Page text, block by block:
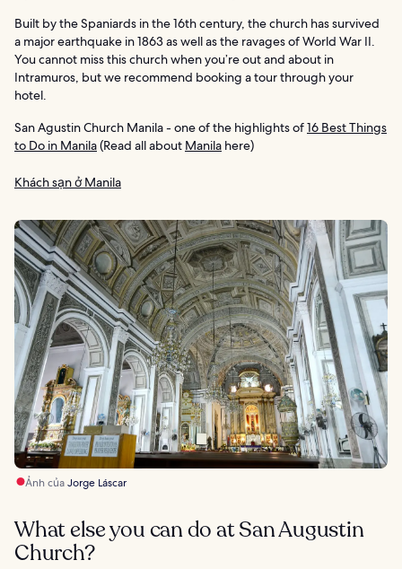
Built by the Spaniards in the 16th century, the church has survived
a major earthquake in 1863 as well as the ravages of World War II.
You cannot miss this church when you’re out and about in
Intramuros, but we recommend booking a tour through your
hotel.
San Agustin Church Manila - one of the highlights of16 Best Things
to Do in Manila(Read all about Manila here)
Khách sạn ở Manila
Ảnh củaJorge Láscar
What else you can do at San Augustin
Church?